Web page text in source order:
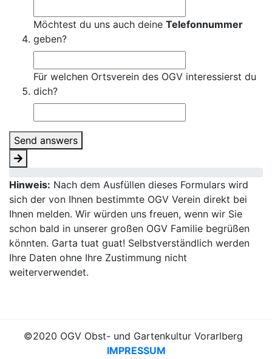
Möchtest du uns auch deine Telefonnummer
geben?
Für welchen Ortsverein des OGV interessierst du
dich?
Send answers
Hinweis: Nach dem Ausfüllen dieses Formulars wird
sich der von Ihnen bestimmte OGV Verein direkt bei
Ihnen melden. Wir würden uns freuen, wenn wir Sie
schon bald in unserer großen OGV Familie begrüßen
könnten. Garta tuat guat! Selbstverständlich werden
Ihre Daten ohne Ihre Zustimmung nicht
weiterverwendet.
©2020 OGV Obst- und Gartenkultur Vorarlberg
IMPRESSUM